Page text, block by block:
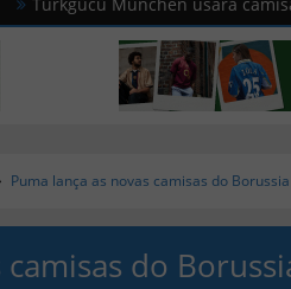
Puma lança as novas camisas do
do